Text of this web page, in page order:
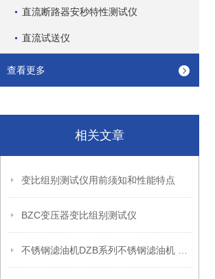
直流断路器安秒特性测试仪
直流试送仪
查看更多
相关文章
变比组别测试仪用前须知和性能特点
BZC变压器变比组别测试仪